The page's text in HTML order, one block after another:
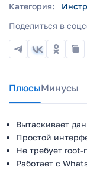
Категория:
Поделиться в
ПлюсыМинусы
Вытаскивает
Простой
Не требует root-
Работает с